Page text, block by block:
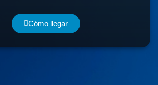
Cómo llegar